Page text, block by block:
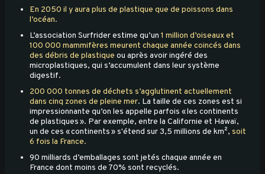
En 2050 il y aura plus de plastique que de poissons dans
l’océan.
L’association Surfrider estime qu’un 1 million d’oiseaux et
100 000 mammifères meurent chaque année coincés dans
des débris de plastique ou après avoir ingéré des
microplastiques, qui s’accumulent dans leur système
digestif.
200 000 tonnes de déchets s’agglutinent actuellement
dans cinq zones de pleine mer. La taille de ces zones est si
impressionnante qu’on les appelle parfois « les continents
de plastiques ». Par exemple, entre la Californie et Hawaï,
un de ces « continents » s'étend sur 3,5 millions de km², soit
6 fois la France.
90 milliards d’emballages sont jetés chaque année en
France dont moins de 70% sont recyclés.